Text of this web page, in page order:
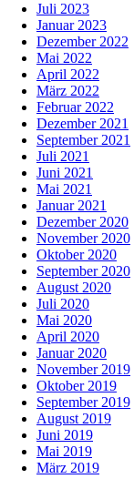
Juli 2023
Januar 2023
Dezember 2022
Mai 2022
April 2022
März 2022
Februar 2022
Dezember 2021
September 2021
Juli 2021
Juni 2021
Mai 2021
Januar 2021
Dezember 2020
November 2020
Oktober 2020
September 2020
August 2020
Juli 2020
Mai 2020
April 2020
Januar 2020
November 2019
Oktober 2019
September 2019
August 2019
Juni 2019
Mai 2019
März 2019